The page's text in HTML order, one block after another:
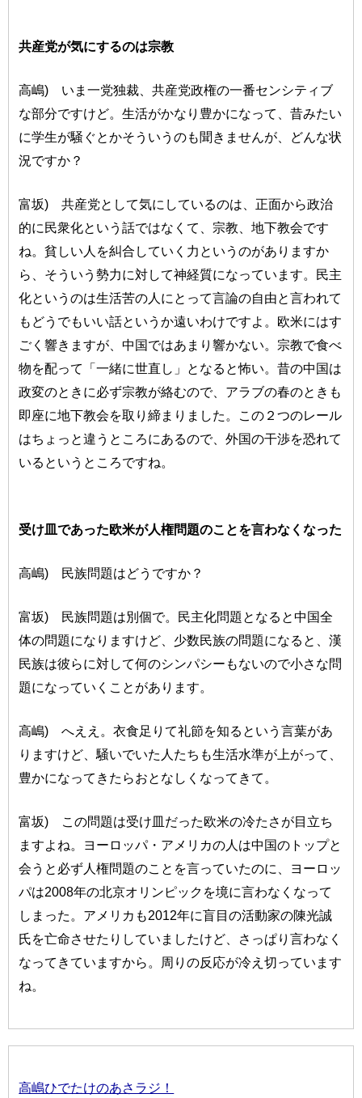
共産党が気にするのは宗教
高嶋) いま一党独裁、共産党政権の一番センシティブ
な部分ですけど。生活がかなり豊かになって、昔みたい
に学生が騒ぐとかそういうのも聞きませんが、どんな状
況ですか？
富坂) 共産党として気にしているのは、正面から政治
的に民衆化という話ではなくて、宗教、地下教会です
ね。貧しい人を糾合していく力というのがありますか
ら、そういう勢力に対して神経質になっています。民主
化というのは生活苦の人にとって言論の自由と言われて
もどうでもいい話というか遠いわけですよ。欧米にはす
ごく響きますが、中国ではあまり響かない。宗教で食べ
物を配って「一緒に世直し」となると怖い。昔の中国は
政変のときに必ず宗教が絡むので、アラブの春のときも
即座に地下教会を取り締まりました。この２つのレール
はちょっと違うところにあるので、外国の干渉を恐れて
いるというところですね。
受け皿であった欧米が人権問題のことを言わなくなった
高嶋) 民族問題はどうですか？
富坂) 民族問題は別個で。民主化問題となると中国全
体の問題になりますけど、少数民族の問題になると、漢
民族は彼らに対して何のシンパシーもないので小さな問
題になっていくことがあります。
高嶋) へええ。衣食足りて礼節を知るという言葉があ
りますけど、騒いでいた人たちも生活水準が上がって、
豊かになってきたらおとなしくなってきて。
富坂) この問題は受け皿だった欧米の冷たさが目立ち
ますよね。ヨーロッパ・アメリカの人は中国のトップと
会うと必ず人権問題のことを言っていたのに、ヨーロッ
パは2008年の北京オリンピックを境に言わなくなって
しまった。アメリカも2012年に盲目の活動家の陳光誠
氏を亡命させたりしていましたけど、さっぱり言わなく
なってきていますから。周りの反応が冷え切っています
ね。
高嶋ひでたけのあさラジ！